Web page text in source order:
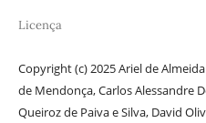
Licença
Copyright (c) 2025 Ariel de
de Mendonça, Carlos Alessandre
Queiroz de Paiva e Silva, David